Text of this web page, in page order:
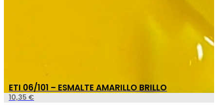
ETI 06/101 – ESMALTE AMARILLO BRILLO
10,35 €